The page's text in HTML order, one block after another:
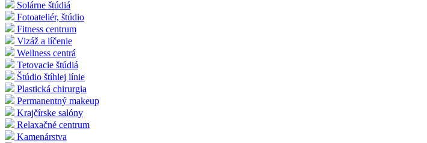
Solárne štúdiá
Fotoateliér, štúdio
Fitness centrum
Vizáž a líčenie
Wellness centrá
Tetovacie štúdiá
Štúdio štíhlej línie
Plastická chirurgia
Permanentný makeup
Krajčírske salóny
Relaxačné centrum
Kamenárstva